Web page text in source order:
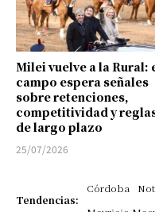
Milei vuelve a la Rural:
campo espera señales
sobre retenciones,
competitividad y
de largo plazo
25/07/2026
Tendencias:
Córdoba